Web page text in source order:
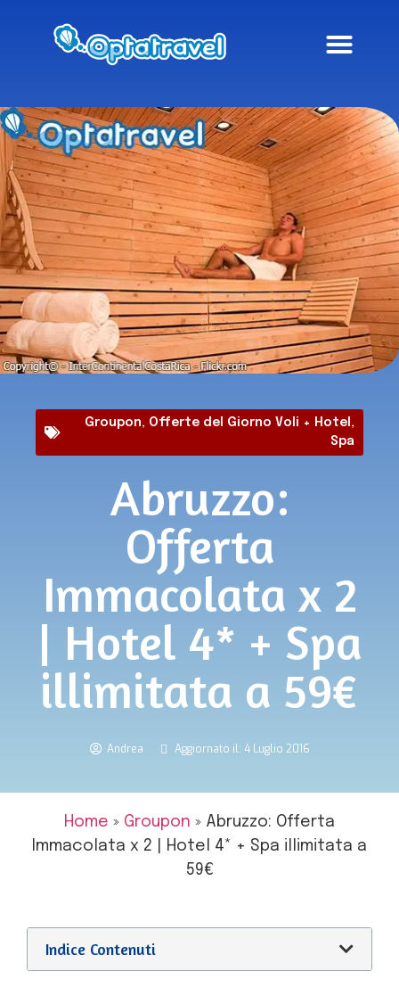
Groupon, Offerte del Giorno Voli + Hotel ,
Spa
Abruzzo:
Offerta
Immacolata x 2
| Hotel 4* + Spa
illimitata a 59€
Andrea Aggiornato il: 4 Luglio 2016
Home » Groupon » Abruzzo: Offerta
Immacolata x 2 | Hotel 4* + Spa illimitata a
59€
Indice Contenuti